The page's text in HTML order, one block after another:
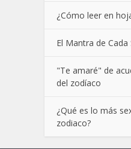
¿Cómo leer en
El Mantra de
"Te amaré" de
del zodíaco
¿Qué es lo más
zodiaco?